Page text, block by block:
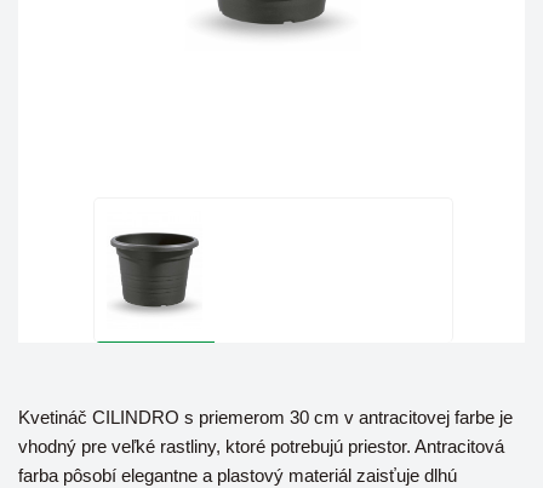
Kvetináč CILINDRO s priemerom 30 cm v antracitovej farbe je
vhodný pre veľké rastliny, ktoré potrebujú priestor. Antracitová
farba pôsobí elegantne a plastový materiál zaisťuje dlhú